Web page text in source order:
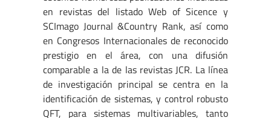
en revistas del listado Web of Sicence y
SCImago Journal &Country Rank, así como
en Congresos Internacionales de reconocido
prestigio en el área, con una difusión
comparable a la de las revistas JCR. La línea
de investigación principal se centra en la
identificación de sistemas, y control robusto
QFT, para sistemas multivariables, tanto